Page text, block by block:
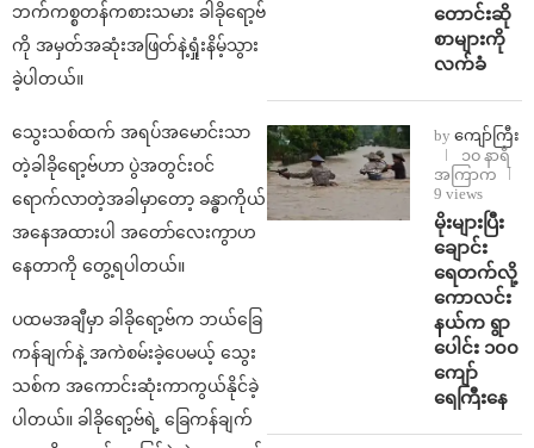
ဘက်ကစ္စတန်ကစားသမား ခါခိုရော့ဗ်
ကို အမှတ်အဆုံးအဖြတ်နဲ့ရှုံးနိမ့်သွား
ခဲ့ပါတယ်။
သွေးသစ်ထက် အရပ်အမောင်းသာ
တဲ့ခါခိုရော့ဗ်ဟာ ပွဲအတွင်းဝင်
ရောက်လာတဲ့အခါမှာတော့ ခန္ဓာကိုယ်
အနေအထားပါ အတော်လေးကွာဟ
နေတာကို တွေ့ရပါတယ်။
ပထမအချီမှာ ခါခိုရော့ဗ်က ဘယ်ခြေ
ကန်ချက်နဲ့ အကဲစမ်းခဲ့ပေမယ့် သွေး
သစ်က အကောင်းဆုံးကာကွယ်နိုင်ခဲ့
ပါတယ်။‌‌ ခါခိုရော့ဗ်ရဲ့ ခြေကန်ချက်
တောင်းဆို
စာများကို
လက်ခံ
by ကျော်ကြီး
၁၀ နာရီ
အကြာက
9 views
⁨မိုးများပြီး
ချောင်း
ရေတက်လို့
ကောလင်း
နယ်က ရွာ
ပေါင်း ၁၀၀
ကျော်
ရေကြီးနေ